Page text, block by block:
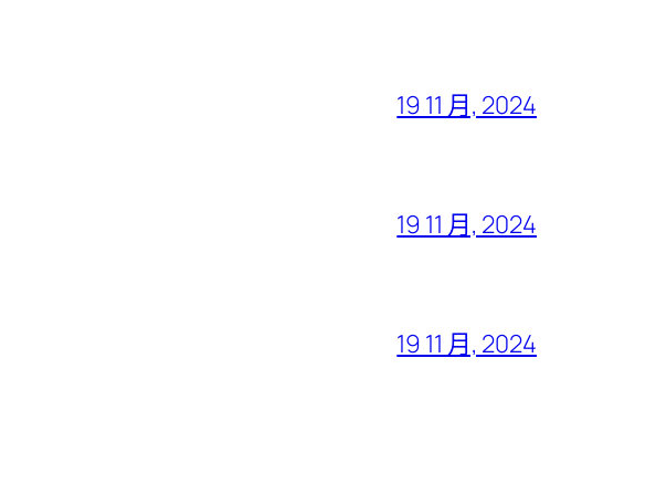
19 11 月, 2024
19 11 月, 2024
19 11 月, 2024